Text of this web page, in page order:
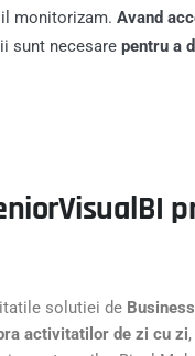
monitorizam. Avand
sunt necesare pentru a
solutiei de
activitatilor de zi cu zi